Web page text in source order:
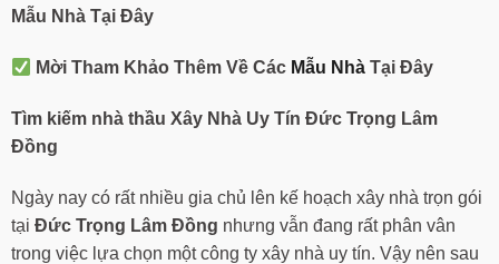
Mẫu Nhà Tại Đây
Mời Tham Khảo Thêm Về Các Mẫu Nhà Tại Đây
Tìm kiếm nhà thầu Xây Nhà Uy Tín Đức Trọng Lâm
Đồng
Ngày nay có rất nhiều gia chủ lên kế hoạch xây nhà trọn gói
tại Đức Trọng Lâm Đồng nhưng vẫn đang rất phân vân
trong việc lựa chọn một công ty xây nhà uy tín. Vậy nên sau